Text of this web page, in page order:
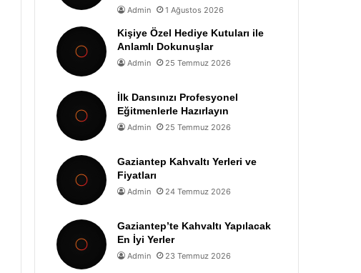
Admin 1 Ağustos 2026
Kişiye Özel Hediye Kutuları ile
Anlamlı Dokunuşlar
Admin 25 Temmuz 2026
İlk Dansınızı Profesyonel
Eğitmenlerle Hazırlayın
Admin 25 Temmuz 2026
Gaziantep Kahvaltı Yerleri ve
Fiyatları
Admin 24 Temmuz 2026
Gaziantep’te Kahvaltı Yapılacak
En İyi Yerler
Admin 23 Temmuz 2026